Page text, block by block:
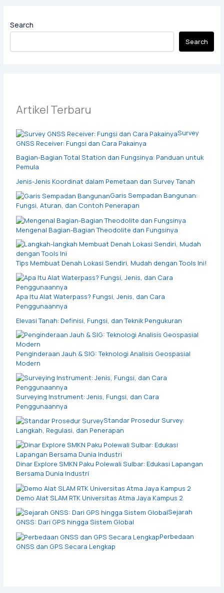
Search
Search
Artikel Terbaru
Survey
GNSS Receiver: Fungsi dan Cara Pakainya
Bagian-Bagian Total Station dan Fungsinya: Panduan untuk
Pemula
Jenis-Jenis Koordinat dalam Pemetaan dan Survey Tanah
Garis Sempadan Bangunan:
Fungsi, Aturan, dan Contoh Penerapan
Mengenal Bagian-Bagian Theodolite dan Fungsinya
Tips Membuat Denah Lokasi Sendiri, Mudah dengan Tools Ini!
Apa Itu Alat Waterpass? Fungsi, Jenis, dan Cara
Penggunaannya
Elevasi Tanah: Definisi, Fungsi, dan Teknik Pengukuran
Penginderaan Jauh & SIG: Teknologi Analisis Geospasial
Modern
Surveying Instrument: Jenis, Fungsi, dan Cara
Penggunaannya
Standar Prosedur Survey:
Langkah, Regulasi, dan Penerapan
Dinar Explore SMKN Paku Polewali Sulbar: Edukasi Lapangan
Bersama Dunia Industri
Demo Alat SLAM RTK Universitas Atma Jaya Kampus 2
Sejarah
GNSS: Dari GPS hingga Sistem Global
Perbedaan
GNSS dan GPS Secara Lengkap